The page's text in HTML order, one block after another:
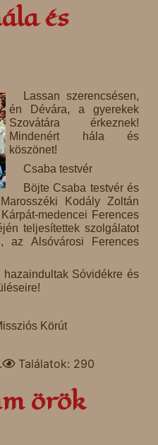
és
Lassan szerencsésen,
én Dévára, a gyerekek
Szovátára érkeznek!
Mindenért hála és
köszönet!
Csaba testvér
Böjte Csaba testvér és
Kodály Zoltán
medencei Ferences
teljesítettek szolgálatot
az Alsóvárosi Ferences
Sóvidékre és
Körút
Találatok: 290
örök